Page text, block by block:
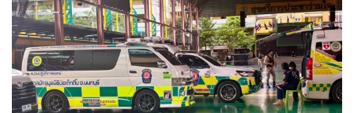
สามารถติดตาม THE STANDARD WEALTH
ผ่านแอปพลิเคชันต่างๆ ที่คุณสะดวกหรือใช้งานอยู่แล้วได้เลย